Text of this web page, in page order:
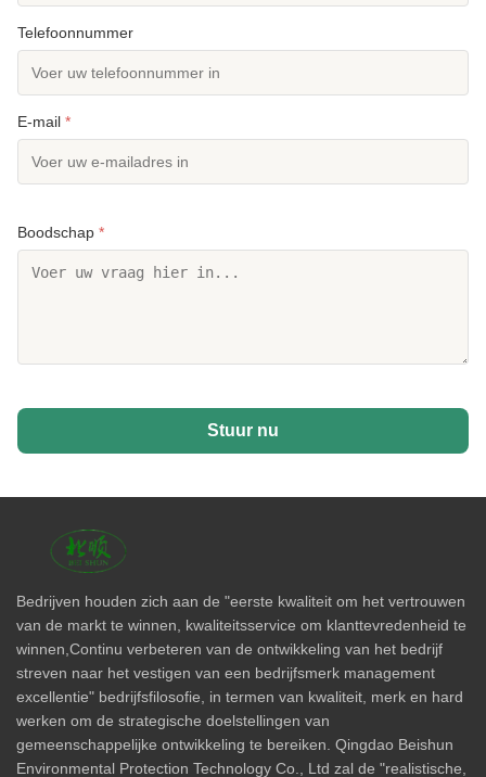
Telefoonnummer
E-mail *
Boodschap *
Stuur nu
Bedrijven houden zich aan de "eerste kwaliteit om het vertrouwen
van de markt te winnen, kwaliteitsservice om klanttevredenheid te
winnen,Continu verbeteren van de ontwikkeling van het bedrijf
streven naar het vestigen van een bedrijfsmerk management
excellentie" bedrijfsfilosofie, in termen van kwaliteit, merk en hard
werken om de strategische doelstellingen van
gemeenschappelijke ontwikkeling te bereiken. Qingdao Beishun
Environmental Protection Technology Co., Ltd zal de "realistische,